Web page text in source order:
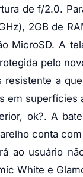
de f/2.0.
2GB de
MicroSD. A
pelo
resistente a
em superfícies
ok?. A
conta
ao usuário
White e